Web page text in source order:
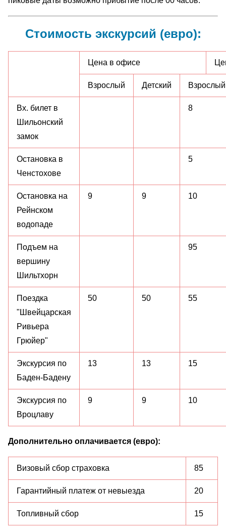
Стоимость экскурсий (евро):
Цена в офисе
Взрослый Детский Взрослый
Вх. билет в
Шильонский
замок
8
Остановка в
Ченстохове
5
Остановка на
Рейнском
водопаде
9 9 10
Подъем на
вершину
Шильтхорн
95
Поездка
"Швейцарская
Ривьера
Грюйер"
50 50 55
Экскурсия по
Баден-Бадену
13 13 15
Экскурсия по
Вроцлаву
9 9 10
Дополнительно оплачивается (евро):
Визовый сбор страховка 85
Гарантийный платеж от невыезда 20
Топливный сбор 15